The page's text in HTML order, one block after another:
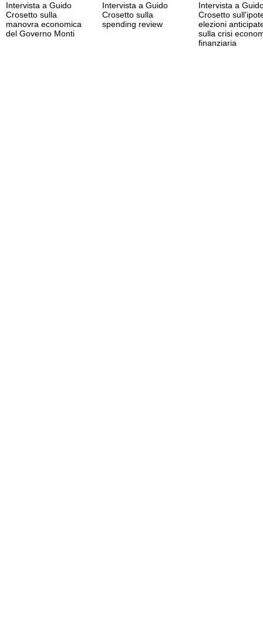
Intervista a Guido
Crosetto sulla
manovra economica
del Governo Monti
Intervista a Guido
Crosetto sulla
spending review
Intervista a
Crosetto
elezioni
sulla crisi
finanziaria